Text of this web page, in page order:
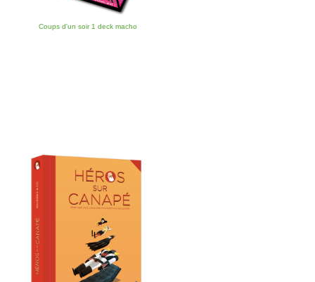
Coups d'un soir 1 deck macho